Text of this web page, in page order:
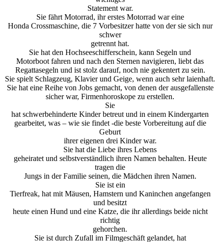
Statement war.
Sie fährt Motorrad, ihr erstes Motorrad war eine
Honda Crossmaschine, die 7 Vorbesitzer hatte von der sie sich nur
schwer
getrennt hat.
Sie hat den Hochseeschifferschein, kann Segeln und
Motorboot fahren und nach den Sternen navigieren, liebt das
Regattasegeln und ist stolz darauf, noch nie gekentert zu sein.
Sie spielt Schlagzeug, Klavier und Geige, wenn auch sehr laienhaft.
Sie hat eine Reihe von Jobs gemacht, von denen der ausgefallenste
sicher war, Firmenhoroskope zu erstellen.
Sie
hat schwerbehinderte Kinder betreut und in einem Kindergarten
gearbeitet, was – wie sie findet -die beste Vorbereitung auf die
Geburt
ihrer eigenen drei Kinder war.
Sie hat die Liebe ihres Lebens
geheiratet und selbstverständlich ihren Namen behalten. Heute
tragen die
Jungs in der Familie seinen, die Mädchen ihren Namen.
Sie ist ein
Tierfreak, hat mit Mäusen, Hamstern und Kaninchen angefangen
und besitzt
heute einen Hund und eine Katze, die ihr allerdings beide nicht
richtig
gehorchen.
Sie ist durch Zufall im Filmgeschäft gelandet, hat